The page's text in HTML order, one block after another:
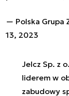
— Polska Grupa
13, 2023
Jelcz Sp. z
liderem w
zabudowy